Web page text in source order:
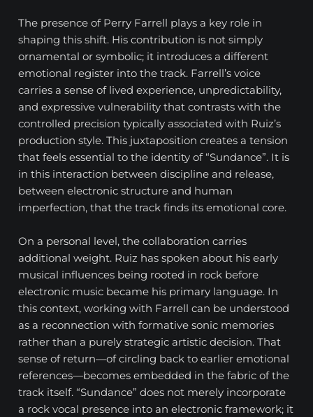
The presence of Perry Farrell plays a key role in
shaping this shift. His contribution is not simply
ornamental or symbolic; it introduces a different
emotional register into the track. Farrell’s voice
carries a sense of lived experience, unpredictability,
and expressive vulnerability that contrasts with the
controlled precision typically associated with Ruiz’s
production style. This juxtaposition creates a tension
that feels essential to the identity of “Sundance”. It is
in this interaction between discipline and release,
between electronic structure and human
imperfection, that the track finds its emotional core.
On a personal level, the collaboration carries
additional weight. Ruiz has spoken about his early
musical influences being rooted in rock before
electronic music became his primary language. In
this context, working with Farrell can be understood
as a reconnection with formative sonic memories
rather than a purely strategic artistic decision. That
sense of return—of circling back to earlier emotional
references—becomes embedded in the fabric of the
track itself. “Sundance” does not merely incorporate
a rock vocal presence into an electronic framework; it